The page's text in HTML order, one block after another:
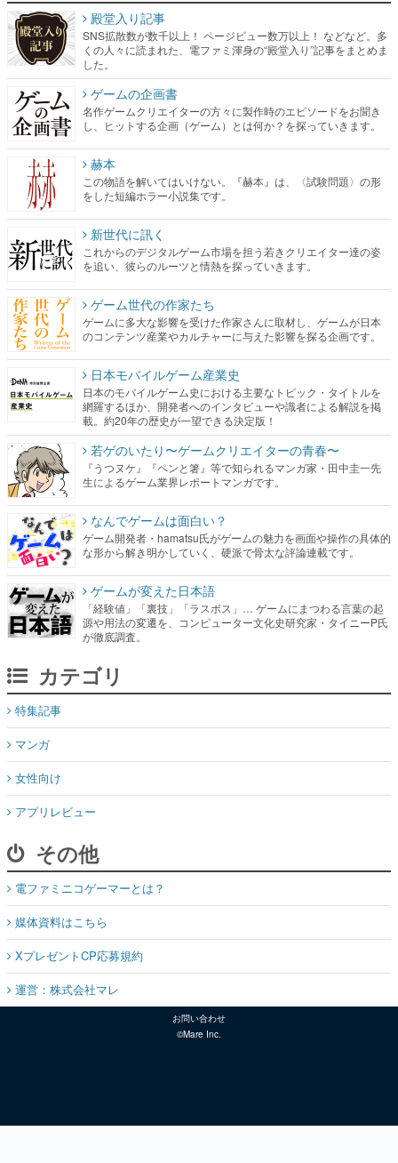
殿堂入り記事
SNS拡散数が数千以上！ ページビュー数万以上！ などなど。多
くの人々に読まれた、電ファミ渾身の“殿堂入り”記事をまとめま
した。
ゲームの企画書
名作ゲームクリエイターの方々に製作時のエピソードをお聞き
し、ヒットする企画（ゲーム）とは何か？を探っていきます。
赫本
この物語を解いてはいけない。『赫本』は、〈試験問題〉の形
をした短編ホラー小説集です。
新世代に訊く
これからのデジタルゲーム市場を担う若きクリエイター達の姿
を追い、彼らのルーツと情熱を探っていきます。
ゲーム世代の作家たち
ゲームに多大な影響を受けた作家さんに取材し、ゲームが日本
のコンテンツ産業やカルチャーに与えた影響を探る企画です。
日本モバイルゲーム産業史
日本のモバイルゲーム史における主要なトピック・タイトルを
網羅するほか、開発者へのインタビューや識者による解説を掲
載。約20年の歴史が一望できる決定版！
若ゲのいたり〜ゲームクリエイターの青春〜
『うつヌケ』『ペンと箸』等で知られるマンガ家・田中圭一先
生によるゲーム業界レポートマンガです。
なんでゲームは面白い？
ゲーム開発者・hamatsu氏がゲームの魅力を画面や操作の具体的
な形から解き明かしていく、硬派で骨太な評論連載です。
ゲームが変えた日本語
「経験値」「裏技」「ラスボス」… ゲームにまつわる言葉の起
源や用法の変遷を、コンピューター文化史研究家・タイニーP氏
が徹底調査。
カテゴリ
特集記事
マンガ
女性向け
アプリレビュー
その他
電ファミニコゲーマーとは？
媒体資料はこちら
XプレゼントCP応募規約
運営：株式会社マレ
お問い合わせ
©Mare Inc.